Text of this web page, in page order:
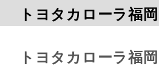
トヨタカローラ福岡
トヨタカローラ福